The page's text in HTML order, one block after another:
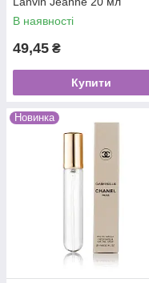
В наявності
49,45 ₴
Купити
Новинка